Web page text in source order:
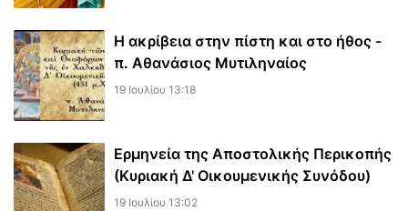
Η ακρίβεια στην πίστη και στο ήθος -
π. Αθανάσιος Μυτιληναίος
19 Ιουλίου 13:18
Ερμηνεία της Αποστολικής Περικοπής
(Κυριακή Δ' Οικουμενικής Συνόδου)
19 Ιουλίου 13:02